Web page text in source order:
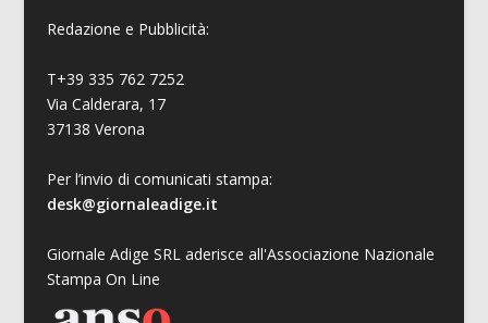
Redazione e Pubblicità:
T+39 335 762 7252
Via Calderara, 17
37138 Verona
Per l’invio di comunicati stampa:
desk@giornaleadige.it
Giornale Adige SRL aderisce all'Associazione Nazionale
Stampa On Line